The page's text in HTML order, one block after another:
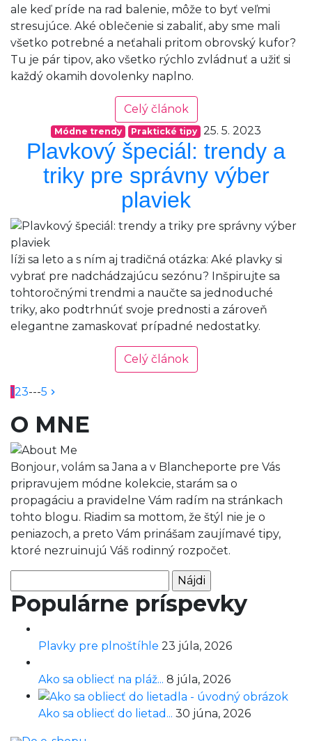
ale keď príde na rad balenie, môže to byť veľmi
stresujúce. Aké oblečenie si zabaliť, aby sme mali
všetko potrebné a neťahali pritom obrovský kufor?
Tu je pár tipov, ako všetko rýchlo zvládnuť a užiť si
každý okamih dovolenky naplno.
Celý článok
Módne trendy Praktické tipy 25. 5. 2023
Plavkový špeciál: trendy a
triky pre správny výber
plaviek
líži sa leto a s ním aj tradičná otázka: Aké plavky si
vybrať pre nadchádzajúcu sezónu? Inšpirujte sa
tohtoročnými trendmi a naučte sa jednoduché
triky, ako podtrhnúť svoje prednosti a zároveň
elegantne zamaskovať prípadné nedostatky.
Celý článok
123---5
O MNE
Bonjour, volám sa Jana a v Blancheporte pre Vás
pripravujem módne kolekcie, starám sa o
propagáciu a pravidelne Vám radím na stránkach
tohto blogu. Riadim sa mottom, že štýl nie je o
peniazoch, a preto Vám prinášam zaujímavé tipy,
ktoré nezruinujú Váš rodinný rozpočet.
Populárne príspevky
Plavky pre plnoštíhle 23 júla, 2026
Ako sa obliecť na pláž... 8 júla, 2026
Ako sa obliecť do lietad... 30 júna, 2026